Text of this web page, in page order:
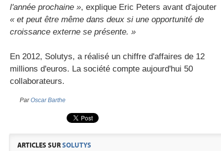
l'année prochaine », explique Eric Peters avant d'ajouter
« et peut être même dans deux si une opportunité de
croissance externe se présente. »
En 2012, Solutys, a réalisé un chiffre d'affaires de 12
millions d'euros. La société compte aujourd'hui 50
collaborateurs.
ParOscar Barthe
ARTICLES SURSOLUTYS